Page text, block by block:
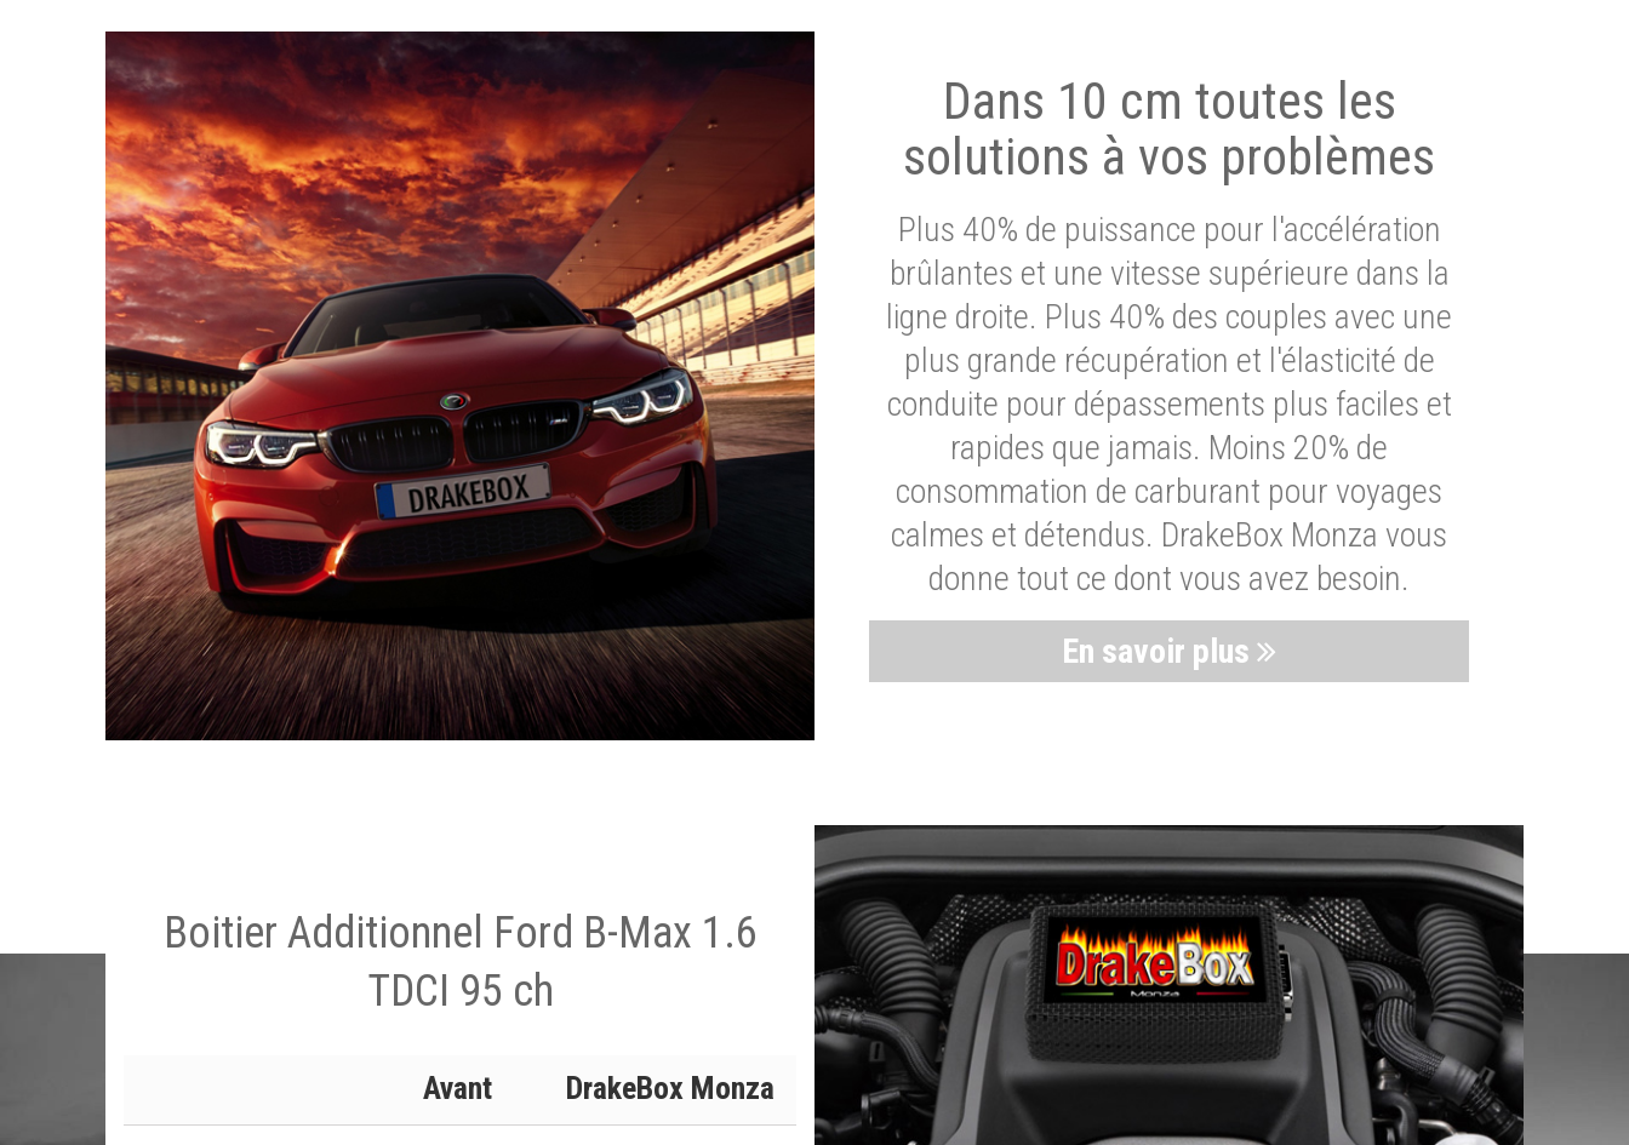
Dans 10 cm toutes les
solutions à vos problèmes
Plus 40% de puissance pour l'accélération
brûlantes et une vitesse supérieure dans la
ligne droite. Plus 40% des couples avec une
plus grande récupération et l'élasticité de
conduite pour dépassements plus faciles et
rapides que jamais. Moins 20% de
consommation de carburant pour voyages
calmes et détendus. DrakeBox Monza vous
donne tout ce dont vous avez besoin.
En savoir plus
Boitier Additionnel Ford B-Max 1.6
TDCI 95 ch
Avant
DrakeBox Monza